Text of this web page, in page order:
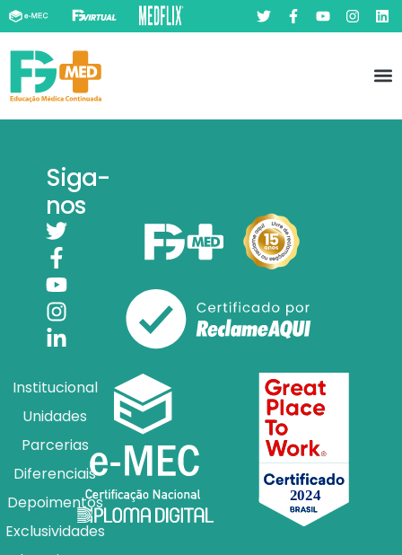
Siga-
nos
Institucional
Unidades
Parcerias
Diferenciais
Depoimentos
Exclusividades